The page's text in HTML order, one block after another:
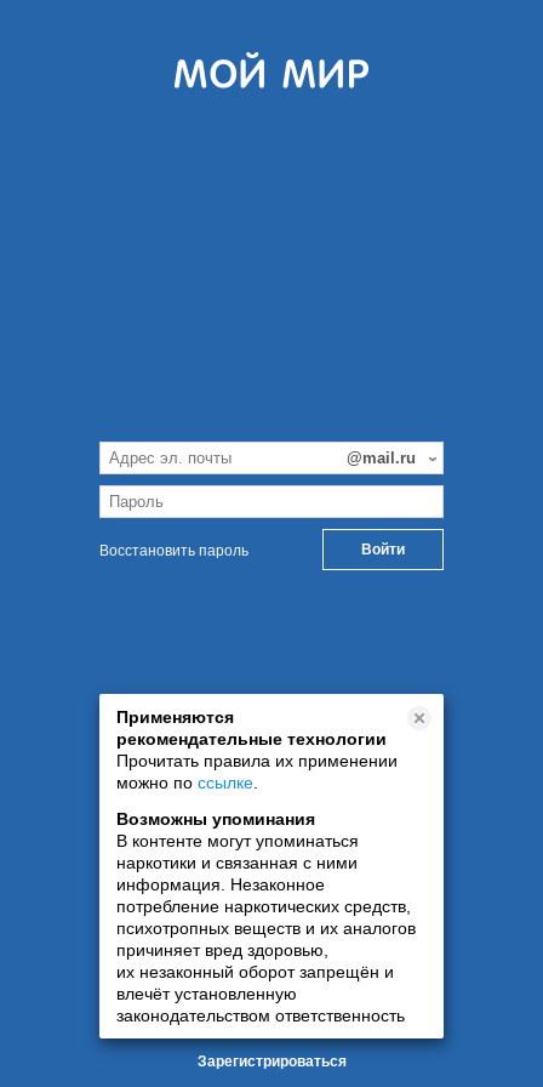
Восстановить пароль
Применяются
рекомендательные технологии
Прочитать правила их применении
можно по ссылке
Возможны упоминания
В контенте могут упоминаться
наркотики и связанная с ними
информация. Незаконное
потребление наркотических средств,
психотропных веществ и их аналогов
причиняет вред здоровью,
их незаконный оборот запрещён и
влечёт установленную
законодательством ответственность
Зарегистрироваться